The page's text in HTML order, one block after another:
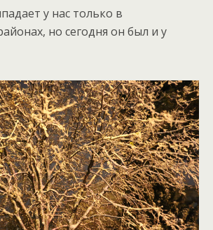
у нас только в
но сегодня он был и у